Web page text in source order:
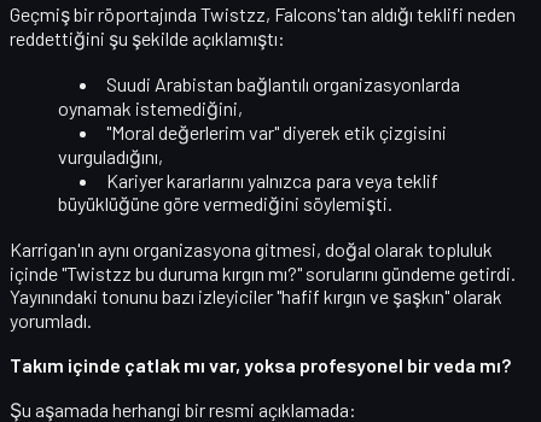
Geçmiş bir röportajında Twistzz, Falcons'tan aldığı teklifi neden
reddettiğini şu şekilde açıklamıştı:
Suudi Arabistan bağlantılı organizasyonlarda
oynamak istemediğini,
"Moral değerlerim var"diyerek etik çizgisini
vurguladığını,
Kariyer kararlarını yalnızca para veya teklif
büyüklüğüne göre vermediğini söylemişti.
Karrigan'ın aynı organizasyona gitmesi, doğal olarak topluluk
içinde"Twistzz bu duruma kırgın mı?" sorularını gündeme getirdi.
Yayınındaki tonunu bazı izleyiciler"hafif kırgın ve şaşkın"olarak
yorumladı.
Takım içinde çatlak mı var, yoksa profesyonel bir veda mı?
Şu aşamada herhangi bir resmi açıklamada: